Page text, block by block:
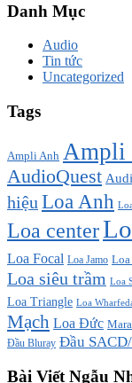
Danh Mục
Audio
Tin tức
Uncategorized
Tags
Ampli Anh Ampli
AudioQuest
hiệu Loa Anh
Loa center
Loa Focal Loa Jamo
Loa siêu trầm Loa
Loa Triangle Loa
Mạch Loa Đức
Đầu Bluray Đầu
Bài Viết Ngẫu